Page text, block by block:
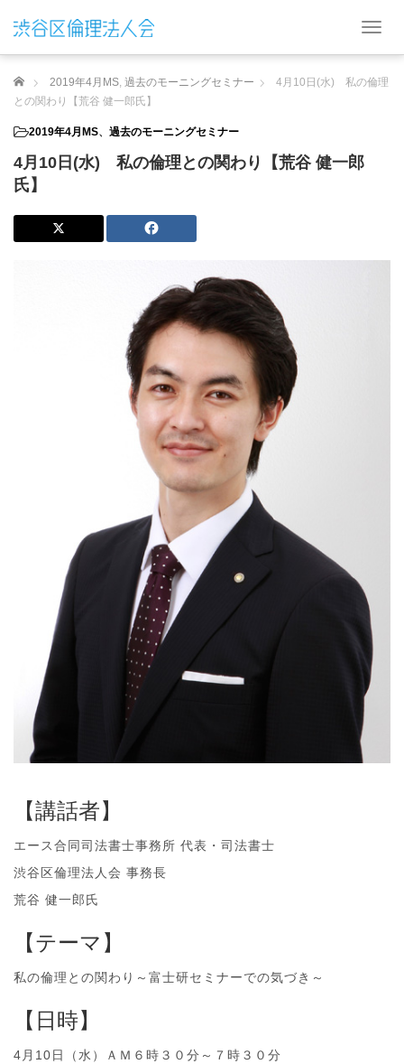
T
g
i
ホーム 2019年4月MS, 過去のモーニングセミナー
4月10日(水) 私の倫理
との関わり【荒谷 健一郎氏】
2019年4月MS、 過去のモーニングセミナー
4月10日(水) 私の倫理との関わり【荒谷 健一郎
氏】
【講話者】
エース合同司法書士事務所 代表・司法書士
渋谷区倫理法人会 事務長
荒谷 健一郎氏
【テーマ】
私の倫理との関わり～富士研セミナーでの気づき～
【日時】
4月10日（水）ＡＭ６時３０分～７時３０分